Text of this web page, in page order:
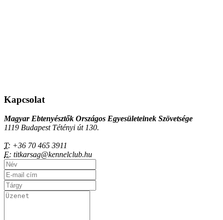
Kapcsolat
Magyar Ebtenyésztők Országos Egyesületeinek Szövetsége
1119 Budapest Tétényi út 130.
T: +36 70 465 3911
E: titkarsag@kennelclub.hu